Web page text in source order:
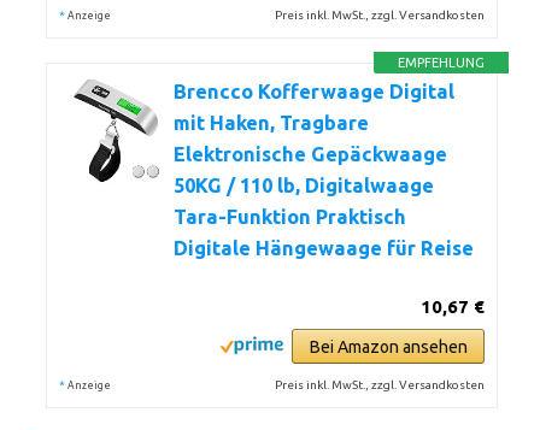
* Anzeige Preis inkl. MwSt., zzgl. Versandkosten
EMPFEHLUNG
Brencco Kofferwaage Digital
mit Haken, Tragbare
Elektronische Gepäckwaage
50KG / 110 lb, Digitalwaage
Tara-Funktion Praktisch
Digitale Hängewaage für Reise
10,67 €
Bei Amazon ansehen
* Anzeige Preis inkl. MwSt., zzgl. Versandkosten